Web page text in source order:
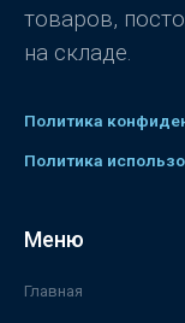
товаров,
на складе.
Политика
Политика
Меню
Главная